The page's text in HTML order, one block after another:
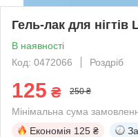
Гель-лак для
В наявності
Код: 0472066
Роздріб
125 ₴ 250 ₴
Мінімальна сума
Економія 125 ₴